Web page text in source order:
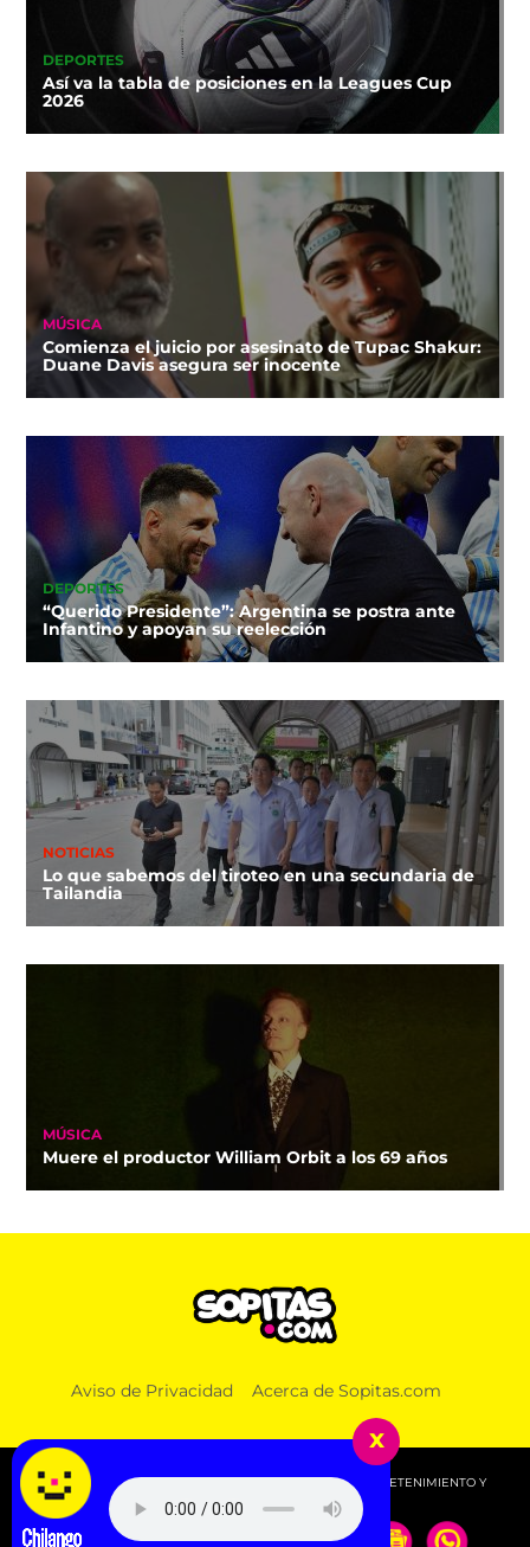
DEPORTES
Así va la tabla de posiciones en la Leagues Cup
2026
MÚSICA
Comienza el juicio por asesinato de Tupac Shakur:
Duane Davis asegura ser inocente
DEPORTES
“Querido Presidente”: Argentina se postra ante
Infantino y apoyan su reelección
NOTICIAS
Lo que sabemos del tiroteo en una secundaria de
Tailandia
MÚSICA
Muere el productor William Orbit a los 69 años
Aviso de Privacidad Acerca de Sopitas.com
© 2026 SOPITAS.COM - MÚSICA, NOTICIAS, DEPORTES, ENTRETENIMIENTO Y
MÁS!.
x